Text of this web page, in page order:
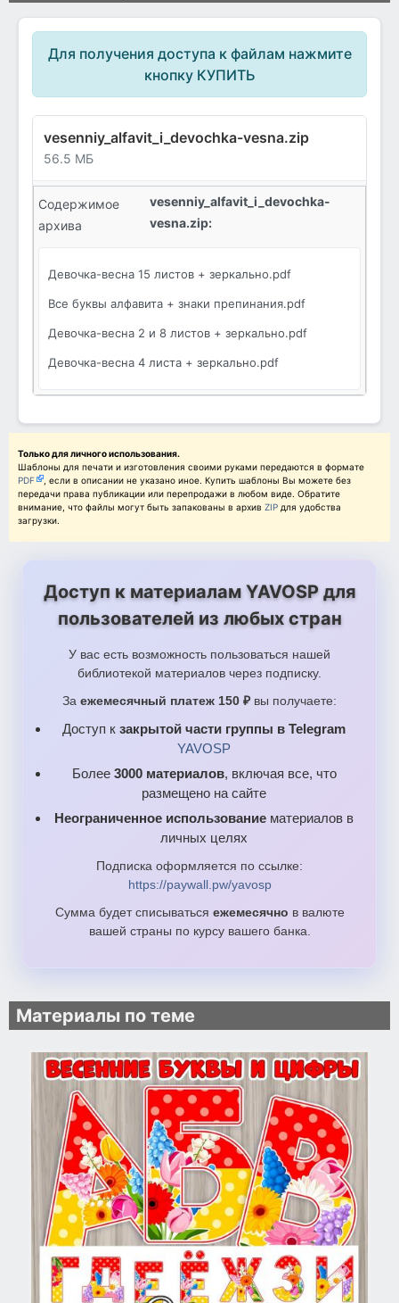
Для получения доступа к файлам нажмите
кнопку КУПИТЬ
vesenniy_alfavit_i_devochka-vesna.zip
56.5 МБ
Содержимое
архива
vesenniy_alfavit_i_devochka-
vesna.zip:
Девочка-весна 15 листов + зеркально.pdf
Все буквы алфавита + знаки препинания.pdf
Девочка-весна 2 и 8 листов + зеркально.pdf
Девочка-весна 4 листа + зеркально.pdf
Только для личного использования.
Шаблоны для печати и изготовления своими руками передаются в формате
PDF
, если в описании не указано иное. Купить шаблоны Вы можете без
передачи права публикации или перепродажи в любом виде. Обратите
внимание, что файлы могут быть запакованы в архив ZIP для удобства
загрузки.
Доступ к материалам YAVOSP для
пользователей из любых стран
У вас есть возможность пользоваться нашей
библиотекой материалов через подписку.
За ежемесячный платеж 150 ₽ вы получаете:
Доступ к закрытой части группы в Telegram
YAVOSP
Более 3000 материалов, включая все, что
размещено на сайте
Неограниченное использование материалов в
личных целях
Подписка оформляется по ссылке:
https://paywall.pw/yavosp
Сумма будет списываться ежемесячно в валюте
вашей страны по курсу вашего банка.
Материалы по теме